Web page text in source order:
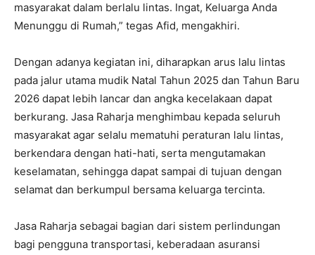
masyarakat dalam berlalu lintas. Ingat, Keluarga Anda
Menunggu di Rumah,” tegas Afid, mengakhiri.
Dengan adanya kegiatan ini, diharapkan arus lalu lintas
pada jalur utama mudik Natal Tahun 2025 dan Tahun Baru
2026 dapat lebih lancar dan angka kecelakaan dapat
berkurang. Jasa Raharja menghimbau kepada seluruh
masyarakat agar selalu mematuhi peraturan lalu lintas,
berkendara dengan hati-hati, serta mengutamakan
keselamatan, sehingga dapat sampai di tujuan dengan
selamat dan berkumpul bersama keluarga tercinta.
Jasa Raharja sebagai bagian dari sistem perlindungan
bagi pengguna transportasi, keberadaan asuransi